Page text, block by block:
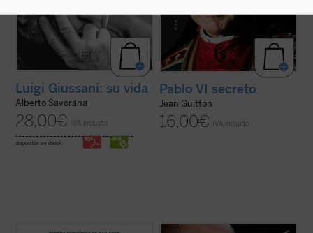
Luigi Giussani: su vida
Alberto Savorana
28,00€ IVA incluido
disponible en ebook:
Pablo VI secreto
Jean Guitton
16,00€ IVA incluido